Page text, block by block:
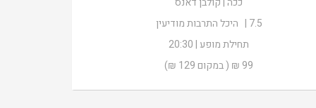
₪129.00.
₪99.00.
7.5 | היכל התרבות מודיעין
תחילת מופע | 20:30
99 ₪ ( במקום 129 ₪)